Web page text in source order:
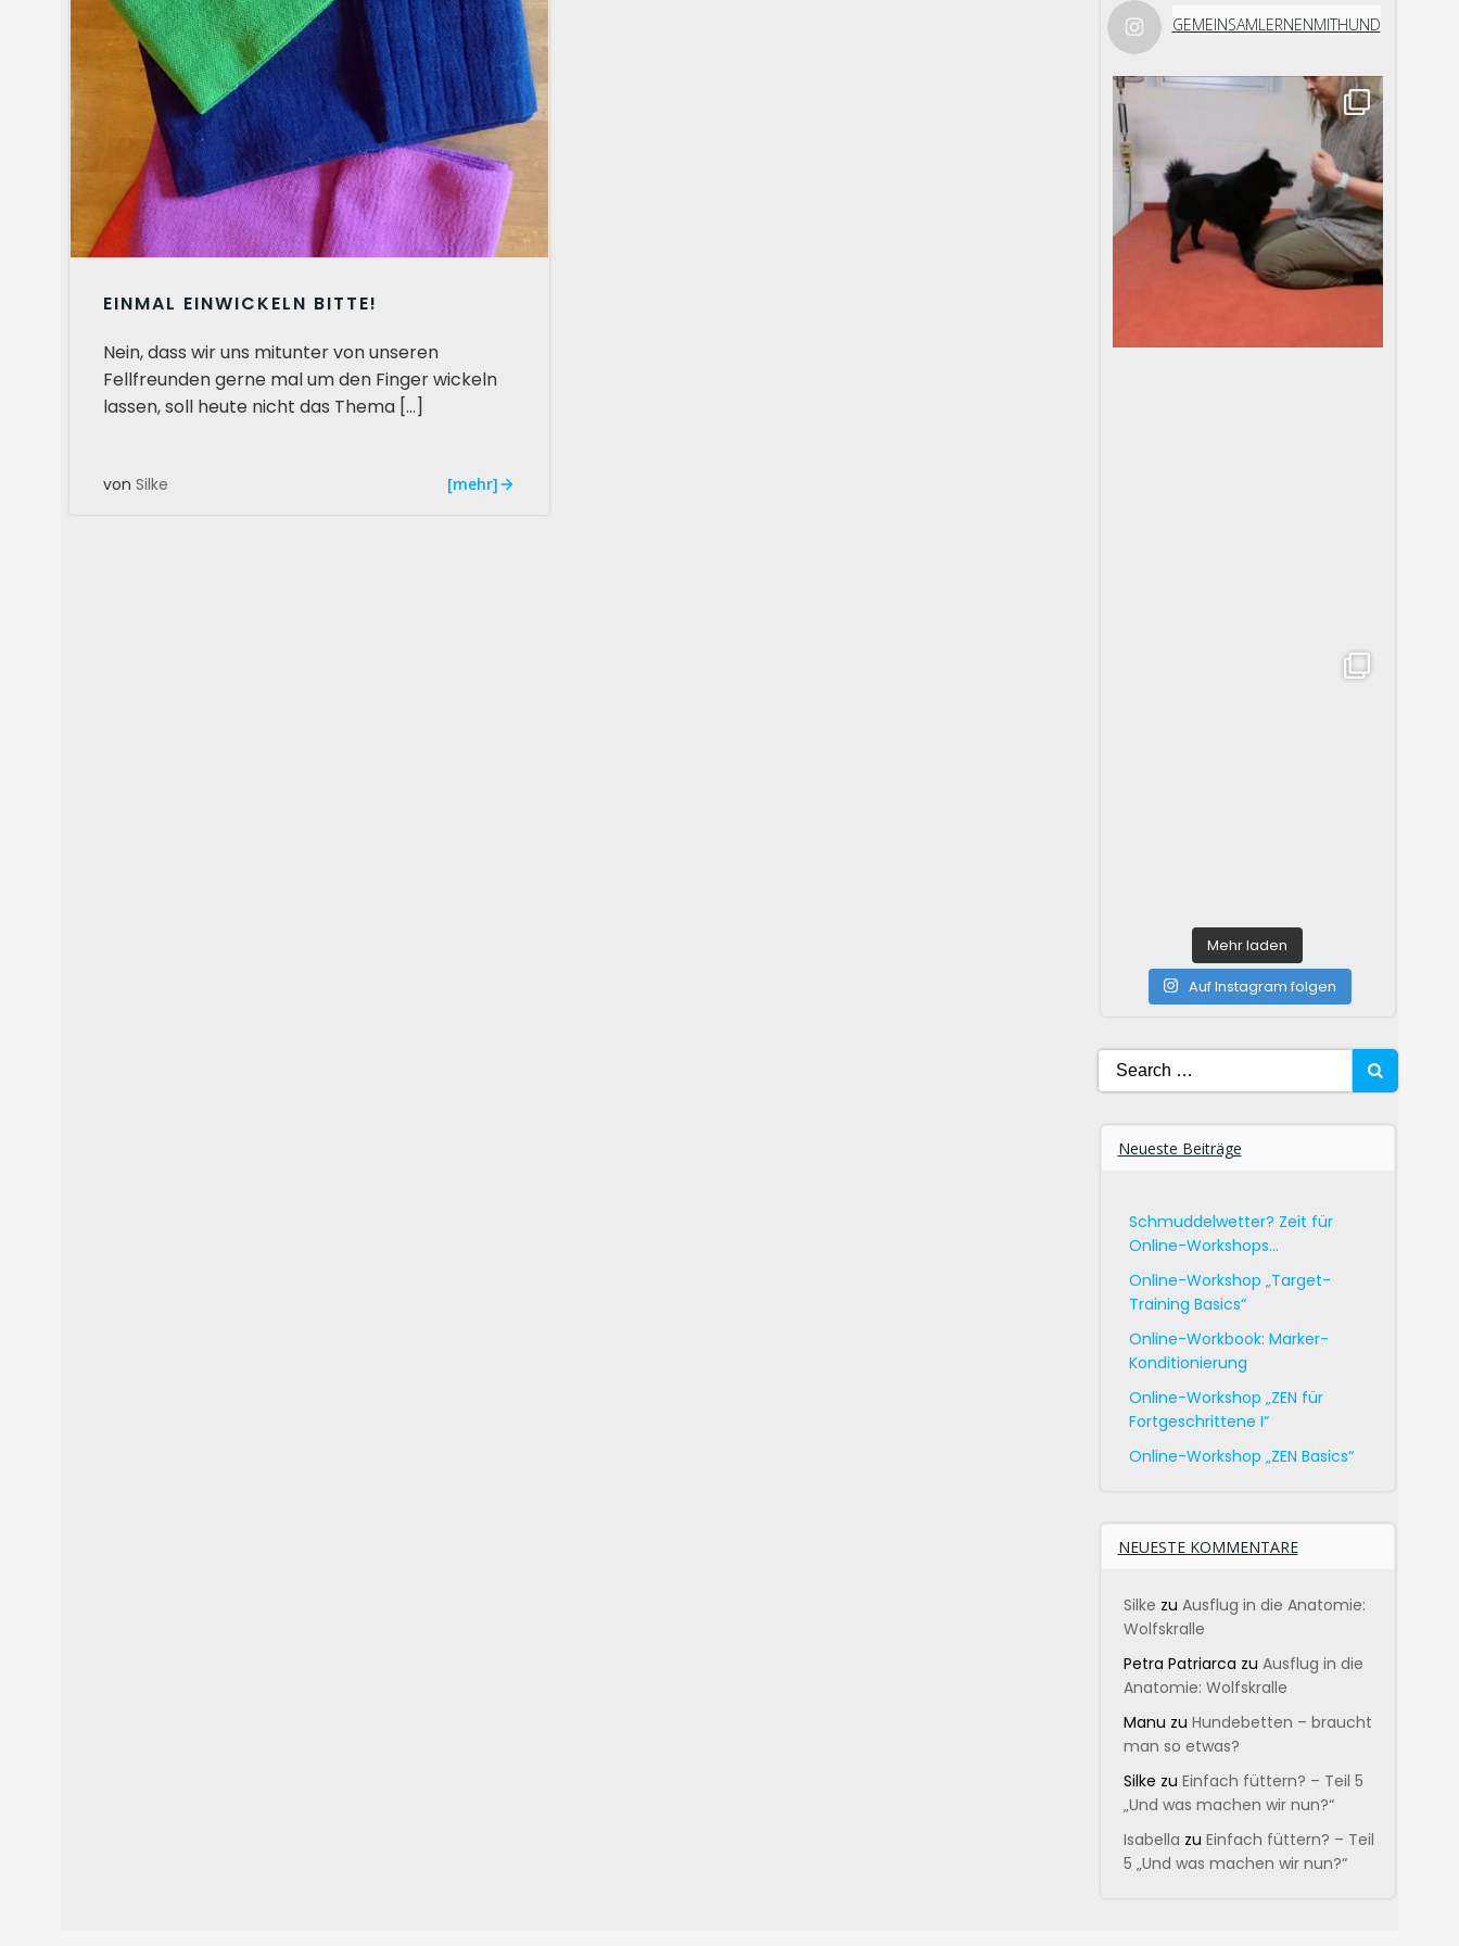
EINMAL EINWICKELN BITTE!
Nein, dass wir uns mitunter von unseren
Fellfreunden gerne mal um den Finger wickeln
lassen, soll heute nicht das Thema […]
von Silke [mehr]
GEMEINSAMLERNENMITHUND
Mehr laden
Auf Instagram folgen
Search
for:
Neueste Beiträge
Schmuddelwetter? Zeit für
Online-Workshops…
Online-Workshop „Target-
Training Basics“
Online-Workbook: Marker-
Konditionierung
Online-Workshop „ZEN für
Fortgeschrittene I“
Online-Workshop „ZEN Basics“
NEUESTE KOMMENTARE
Silke zu Ausflug in die Anatomie:
Wolfskralle
Petra Patriarca zu Ausflug in die
Anatomie: Wolfskralle
Manu zu Hundebetten – braucht
man so etwas?
Silke zu Einfach füttern? – Teil 5
„Und was machen wir nun?“
Isabella zu Einfach füttern? – Teil
5 „Und was machen wir nun?“